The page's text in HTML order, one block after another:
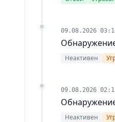
09.08.2026
Неактивен
09.08.2026
Неактивен